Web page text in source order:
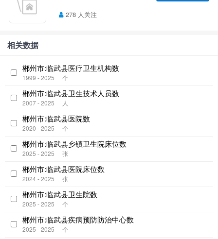
278 人关注
相关数据
郴州市:临武县医疗卫生机构数
1999 - 2025 个
郴州市:临武县卫生技术人员数
2007 - 2025 人
郴州市:临武县医院数
2020 - 2025 个
郴州市:临武县乡镇卫生院床位数
2025 - 2025 张
郴州市:临武县医院床位数
2024 - 2025 张
郴州市:临武县卫生院数
2025 - 2025 个
郴州市:临武县疾病预防防治中心数
2025 - 2025 个